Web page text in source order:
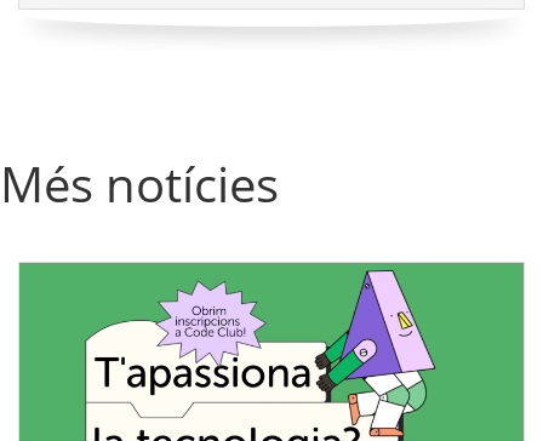
Més notícies